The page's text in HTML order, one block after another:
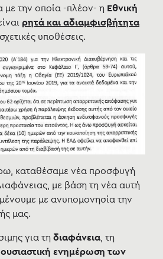
την οποία -πλέον- η Εθνική
ρητά και αδιαμφισβήτητα
υποθέσεις.
καταθέσαμε νέα προσφυγή
με βάση τη νέα αυτή
με ανυπομονησία την
μας.
για τη διαφάνεια , τη
ουσιαστική ενημέρωση των